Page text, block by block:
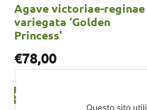
Agave victoriae-reginae
variegata ‘Golden
Princess’
€78,00
Scegli
Questo sito